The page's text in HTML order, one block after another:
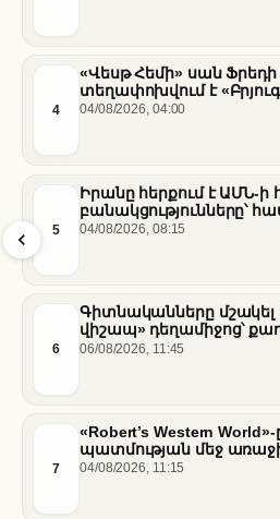
4
«Վեսթ Հեմի» սան
տեղափոխվում է
դժգոհությունը և
04/08/2026, 04:00
5
Իրանը հերքում է ԱՄՆ-ի
բանակցությունները՝
միջնորդությամբ
04/08/2026, 08:15
6
Գիտնականները մշակել
վիշապ» դեղամիջոց՝
սովամահ անելու համար
06/08/2026, 11:45
7
«Robert’s Western
պատմության մեջ
«Nissan Stadium»
04/08/2026, 11:15